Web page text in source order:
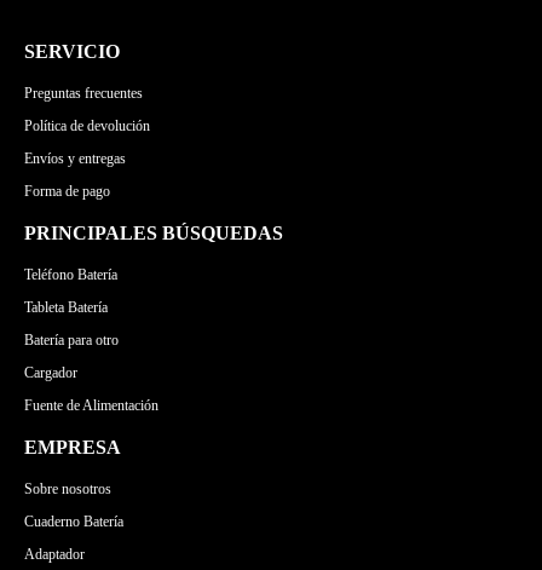
SERVICIO
Preguntas frecuentes
Política de devolución
Envíos y entregas
Forma de pago
PRINCIPALES BÚSQUEDAS
Teléfono Batería
Tableta Batería
Batería para otro
Cargador
Fuente de Alimentación
EMPRESA
Sobre nosotros
Cuaderno Batería
Adaptador